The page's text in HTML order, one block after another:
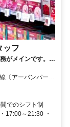
ッフ
がメインです。◆
円アップ)◆年2回
実！◆駅チカ徒
〔アーバンパーク
千代田線 北柏南
でのシフト制
17:00～21:30 ・